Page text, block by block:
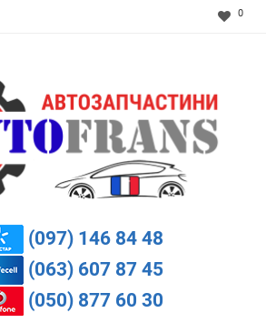
0
(097) 146 84 48
(063) 607 87 45
(050) 877 60 30